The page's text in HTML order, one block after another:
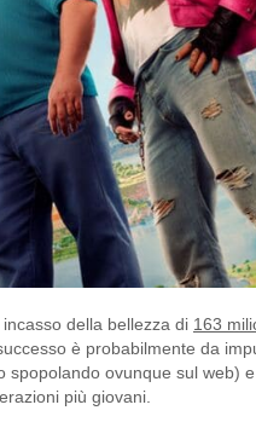
della bellezza di 163
successo è probabilmente da
spopolando ovunque sul web) e
più giovani.